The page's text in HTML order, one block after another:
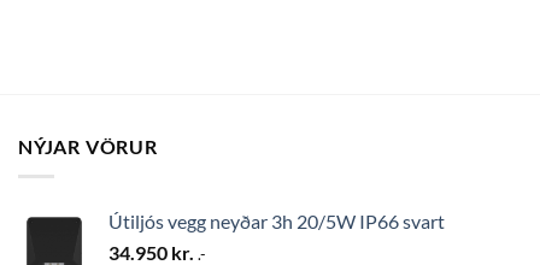
NÝJAR VÖRUR
Útiljós vegg neyðar 3h 20/5W IP66 svart
34.950 kr. .-